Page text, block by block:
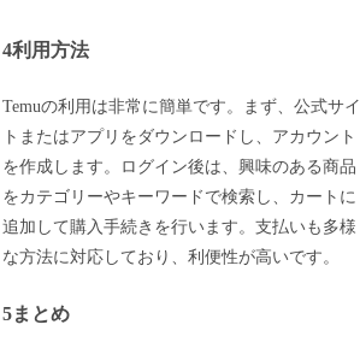
4利用方法
Temuの利用は非常に簡単です。まず、公式サイ
トまたはアプリをダウンロードし、アカウント
を作成します。ログイン後は、興味のある商品
をカテゴリーやキーワードで検索し、カートに
追加して購入手続きを行います。支払いも多様
な方法に対応しており、利便性が高いです。
5まとめ